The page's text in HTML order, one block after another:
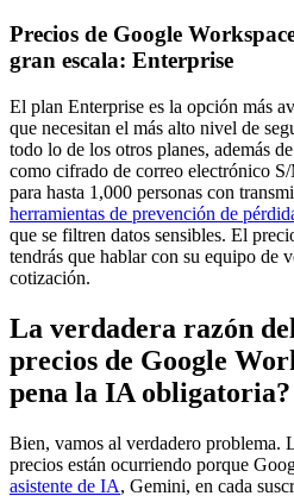
Precios de Google
gran escala: Enterprise
El plan Enterprise es la opción más
que necesitan el más alto nivel de
todo lo de los otros planes, además
como cifrado de correo electrónico
para hasta 1,000 personas con
herramientas de prevención de
que se filtren datos sensibles. El
tendrás que hablar con su equipo de
cotización.
La verdadera razón
precios de Google
pena la IA obligatoria?
Bien, vamos al verdadero problema.
precios están ocurriendo porque
asistente de IA, Gemini, en cada